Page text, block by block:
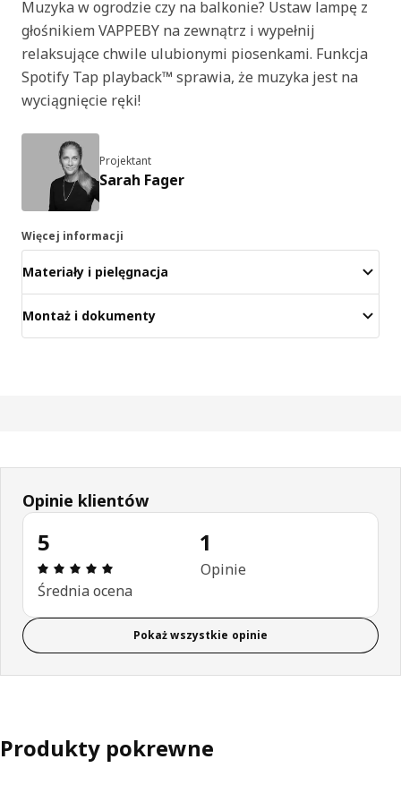
Muzyka w ogrodzie czy na balkonie? Ustaw lampę z
głośnikiem VAPPEBY na zewnątrz i wypełnij
relaksujące chwile ulubionymi piosenkami. Funkcja
Spotify Tap playback™ sprawia, że muzyka jest na
wyciągnięcie ręki!
Projektant
Sarah Fager
Więcej informacji
Materiały i pielęgnacja
Montaż i dokumenty
Opinie klientów
5
Opinia: 5 na 5 gwiazdki. Recenzje ogółem: 1
Średnia ocena
1
Opinie
Pokaż wszystkie opinie
Produkty pokrewne